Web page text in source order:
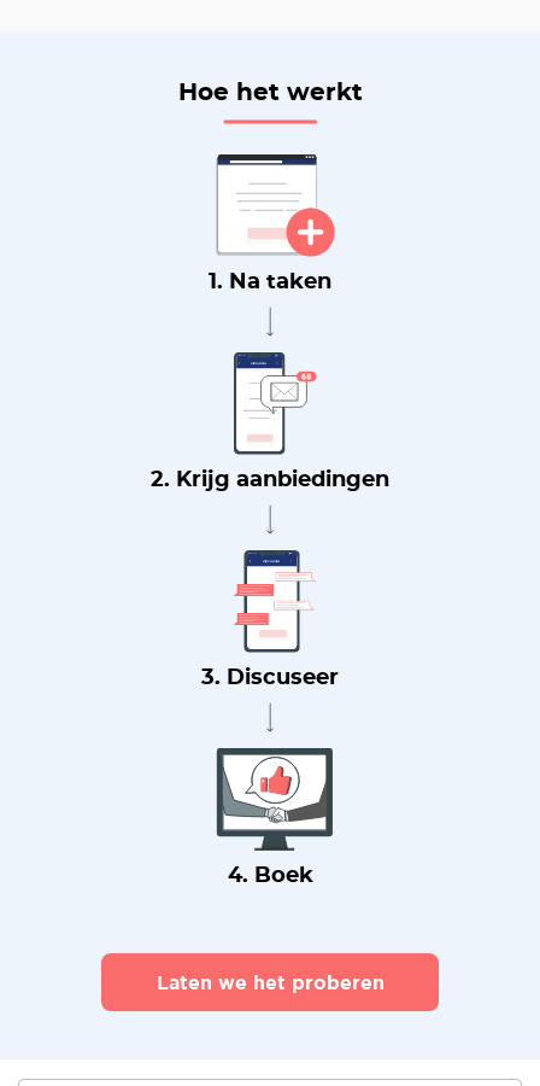
Hoe het werkt
1. Na taken
2. Krijg aanbiedingen
3. Discuseer
4. Boek
Laten we het proberen